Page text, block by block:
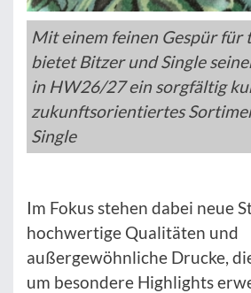
Mit einem feinen Gespür für
bietet Bitzer und Single
in HW26/27 ein sorgfältig
zukunftsorientiertes
Single
Im Fokus stehen dabei neue
hochwertige Qualitäten und
außergewöhnliche Drucke,
um besondere Highlights